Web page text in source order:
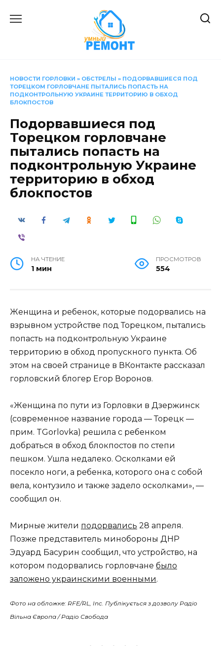
НОВОСТИ ГОРЛОВКИ » ОБСТРЕЛЫ » ПОДОРВАВШИЕСЯ ПОД
ТОРЕЦКОМ ГОРЛОВЧАНЕ ПЫТАЛИСЬ ПОПАСТЬ НА
ПОДКОНТРОЛЬНУЮ УКРАИНЕ ТЕРРИТОРИЮ В ОБХОД
БЛОКПОСТОВ
Подорвавшиеся под
Торецком горловчане
пытались попасть на
подконтрольную Украине
территорию в обход
блокпостов
НА ЧТЕНИЕ
1 мин
ПРОСМОТРОВ
554
Женщина и ребенок, которые подорвались на
взрывном устройстве под Торецком, пытались
попасть на подконтрольную Украине
территорию в обход пропускного пункта. Об
этом на своей странице в ВКонтакте рассказал
горловский блогер Егор Воронов.
«Женщина по пути из Горловки в Дзержинск
(современное название города — Торецк —
прим. TGorlovka) решила с ребенком
добраться в обход блокпостов по степи
пешком. Ушла недалеко. Осколками ей
посекло ноги, а ребенка, которого она с собой
вела, контузило и также задело осколками», —
сообщил он.
Мирные жители подорвались 28 апреля.
Позже представитель минобороны ДНР
Эдуард Басурин сообщил, что устройство, на
котором подорвались горловчане было
заложено украинскими военными.
Фото на обложке: RFE/RL, Inc. Публікується з дозволу Радіо
Вільна Європа / Радіо Свобода